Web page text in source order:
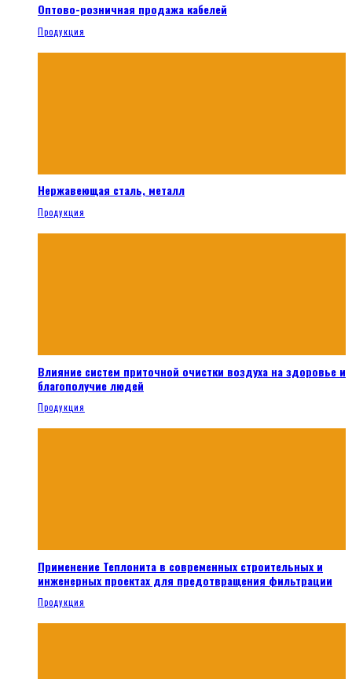
Оптово-розничная продажа кабелей
Продукция
Нержавеющая сталь, металл
Продукция
Влияние систем приточной очистки воздуха на здоровье и
благополучие людей
Продукция
Применение Теплонита в современных строительных и
инженерных проектах для предотвращения фильтрации
Продукция